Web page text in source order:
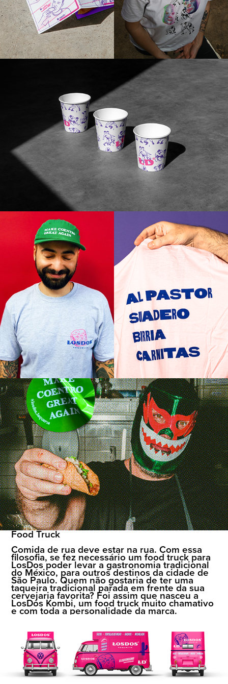
Food Truck
Comida de rua deve estar na rua. Com essa
filosofia, se fez necessário um food truck para
LosDos poder levar a gastronomia tradicional
do México, para outros destinos da cidade de
São Paulo. Quem não gostaria de ter uma
taqueira tradicional parada em frente da sua
cervejaria favorita? Foi assim que nasceu a
LosDos Kombi, um food truck muito chamativo
e com toda a personalidade da marca.